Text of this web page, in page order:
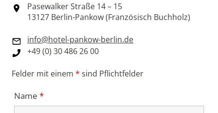
Pasewalker Straße 14 – 15
13127 Berlin-Pankow (Französisch Buchholz)
info@hotel-pankow-berlin.de
+49 (0) 30 486 26 00
Felder mit einem * sind Pflichtfelder
Name *